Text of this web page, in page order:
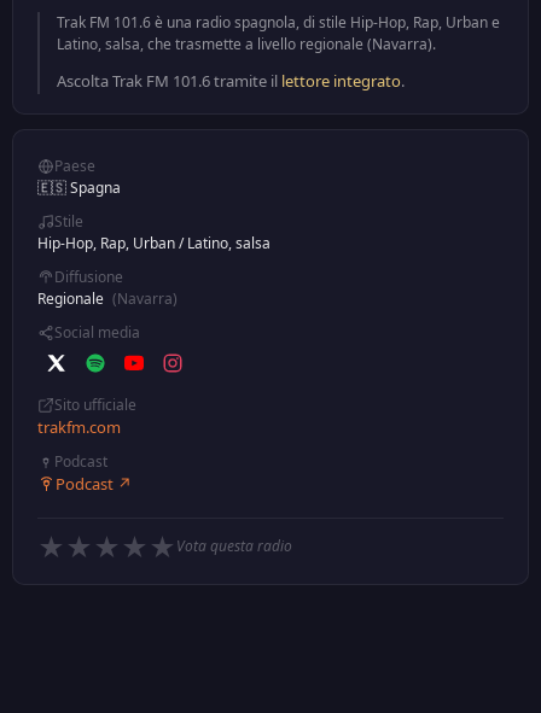
Trak FM 101.6 è una radio spagnola, di stile Hip-Hop, Rap, Urban e
Latino, salsa, che trasmette a livello regionale (Navarra).
Ascolta Trak FM 101.6 tramite il lettore integrato.
Paese
🇪🇸 Spagna
Stile
Hip-Hop, Rap, Urban/Latino, salsa
Diffusione
Regionale (Navarra)
Social media
Sito ufficiale
trakfm.com
Podcast
Podcast ↗
★ ★ ★ ★ ★ Vota questa radio